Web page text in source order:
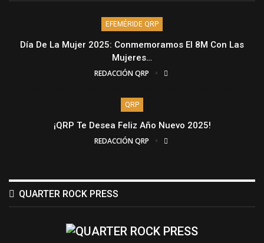
EFEMÉRIDE QRP
Día De La Mujer 2025: Conmemoramos El 8M Con Las
Mujeres…
REDACCIÓN QRP
QRP
¡QRP Te Desea Feliz Año Nuevo 2025!
REDACCIÓN QRP
QUARTER ROCK PRESS